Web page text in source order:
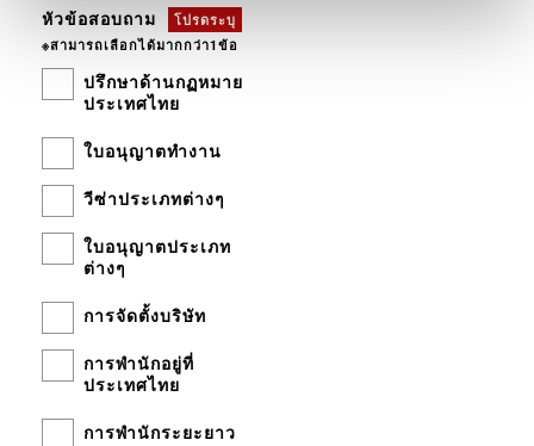
หัวข้อสอบถาม
โปรดระบุ
※สามารถเลือกได้มากกว่า1ข้อ
ปรึกษาด้านกฏหมาย
ประเทศไทย
ใบอนุญาตทำงาน
วีซ่าประเภทต่างๆ
ใบอนุญาตประเภท
ต่างๆ
การจัดตั้งบริษัท
การพำนักอยู่ที่
ประเทศไทย
การพำนักระยะยาว